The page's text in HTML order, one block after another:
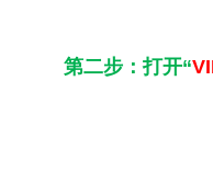
第二步：打开“